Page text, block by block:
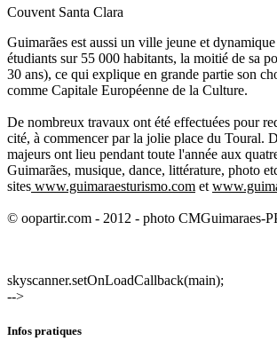
Couvent Santa Clara
Guimarães est aussi un ville jeune et
étudiants sur 55 000 habitants, la moitié de sa
30 ans), ce qui explique en grande partie son
comme Capitale Européenne de la Culture.
De nombreux travaux ont été effectuées pour
cité, à commencer par la jolie place du Toural.
majeurs ont lieu pendant toute l'année aux
Guimarães, musique, dance, littérature, photo
sites www.guimaraesturismo.com et
© oopartir.com - 2012 - photo CMGuimaraes-
skyscanner.setOnLoadCallback(main);
-->
Infos pratiques